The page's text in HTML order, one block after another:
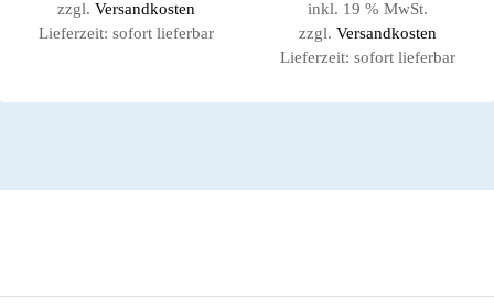
zzgl. Versandkosten
Lieferzeit: sofort lieferbar
inkl. 19 % MwSt.
zzgl. Versandkosten
Lieferzeit: sofort lieferbar